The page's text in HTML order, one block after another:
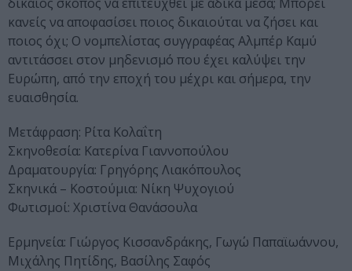
κανείς να αποφασίσει ποιος δικαιούται να ζήσει και
ποιος όχι; Ο νομπελίστας συγγραφέας Αλμπέρ Καμύ
αντιτάσσει στον μηδενισμό που έχει καλύψει την
Ευρώπη, από την εποχή του μέχρι και σήμερα, την
ευαισθησία.
Μετάφραση: Ρίτα Κολαΐτη
Σκηνοθεσία: Κατερίνα Γιαννοπούλου
Δραματουργία: Γρηγόρης Λιακόπουλος
Σκηνικά – Κοστούμια: Νίκη Ψυχογιού
Φωτισμοί: Χριστίνα Θανάσουλα
Ερμηνεία: Γιώργος Κισσανδράκης, Γωγώ Παπαϊωάννου,
Μιχάλης Πητίδης, Βασίλης Σαφός